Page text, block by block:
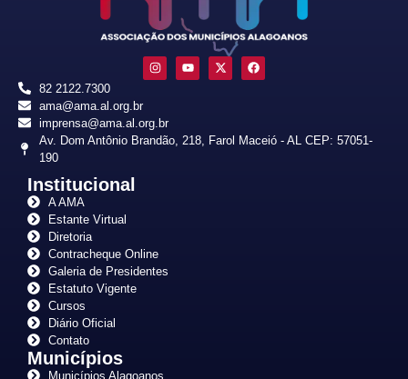
82 2122.7300
ama@ama.al.org.br
imprensa@ama.al.org.br
Av. Dom Antônio Brandão, 218, Farol Maceió - AL CEP: 57051-
190
Institucional
A AMA
Estante Virtual
Diretoria
Contracheque Online
Galeria de Presidentes
Estatuto Vigente
Cursos
Diário Oficial
Contato
Municípios
Municípios Alagoanos